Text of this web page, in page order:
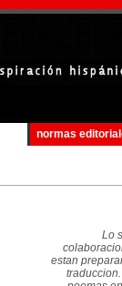
normas
Lo
estan